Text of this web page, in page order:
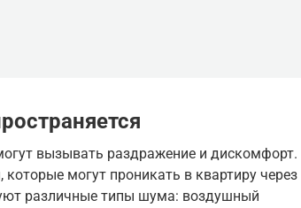
вызывать раздражение и дискомфорт.
могут проникать в квартиру через
различные типы шума: воздушный